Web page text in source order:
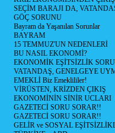
SEÇİM BARAJI DA,
GÖÇ SORUNU
Bayram da Yaşanılan Sorunlar
BAYRAM
15 TEMMUZ'UN NEDENLERİ
BU NASIL EKONOMİ?
EKONOMİK EŞİTSİZLİK
VATANDAŞ, GENELGEYE
EMEKLİ Biz Emeklililer!
VİRÜSTEN, KRİZDEN ÇIKIŞ
EKONOMİNİN SİNİR UCLARI
GAZETECİ SORU SORAR!!
GAZETECİ SORU SORAR!!
GELİR ve SOSYAL